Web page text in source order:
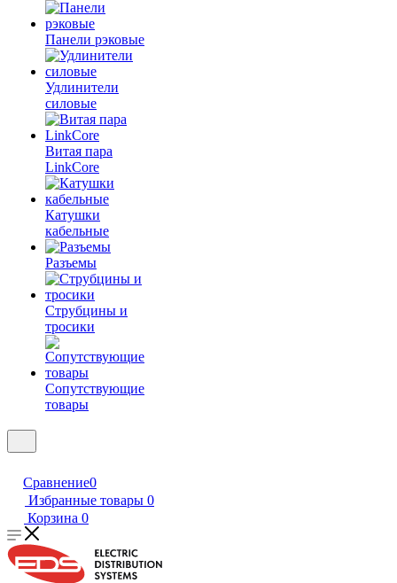
Панели рэковые
Удлинители
силовые
Витая пара
LinkCore
Катушки
кабельные
Разъемы
Струбцины и
тросики
Сопутствующие
товары
Сравнение0
Избранные товары 0
Корзина 0